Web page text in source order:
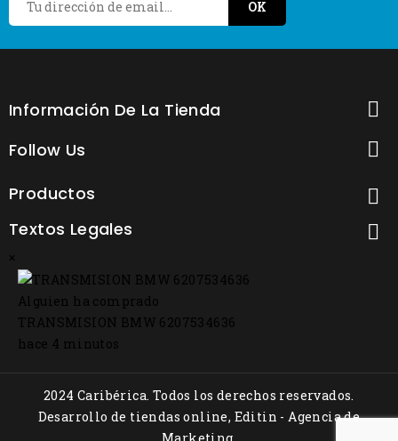
Información De La Tienda 
Follow Us 
Productos 
Textos Legales 
×
Alguien ha comprado
TRANSMISION BMW 6207534636
hace 4 minutos
2024 Caribérica. Todos los derechos reservados.
Desarrollo de tiendas online, Editin - Agencia de